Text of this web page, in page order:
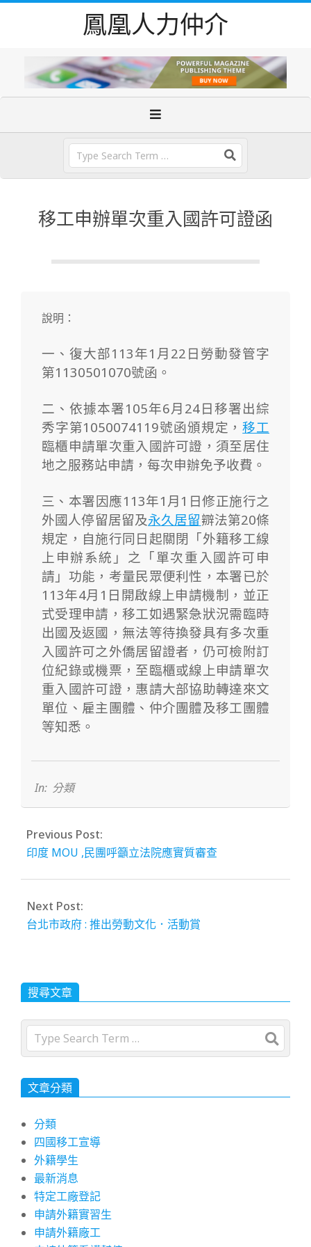
鳳凰人力仲介
移工申辦單次重入國許可證函
說明：
一、復大部113年1月22日勞動發管字
第1130501070號函。
二、依據本署105年6月24日移署出綜
秀字第1050074119號函頒規定，移工
臨櫃申請單次重入國許可證，須至居住
地之服務站申請，每次申辦免予收費。
三、本署因應113年1月1日修正施行之
外國人停留居留及永久居留辧法第20條
規定，自施行同日起關閉「外籍移工線
上申辦系統」之「單次重入國許可申
請」功能，考量民眾便利性，本署已於
113年4月1日開啟線上申請機制，並正
式受理申請，移工如遇緊急狀況需臨時
出國及返國，無法等待換發具有多次重
入國許可之外僑居留證者，仍可檢附訂
位紀錄或機票，至臨櫃或線上申請單次
重入國許可證，惠請大部協助轉達來文
單位、雇主團體、仲介團體及移工團體
等知悉。
25
In: 分類
Previous Post:
印度 MOU ,民團呼籲立法院應實質審查
Next Post:
台北市政府 : 推出勞動文化．活動賞
搜尋文章
Search
文章分類
分類
四國移工宣導
外籍學生
最新消息
特定工廠登記
申請外籍實習生
申請外籍廠工